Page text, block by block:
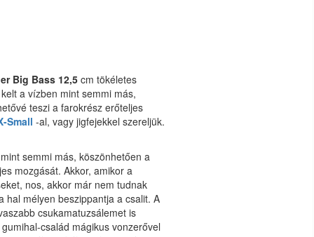
Big Bass 12,5 cm tökéletes
a vízben mint semmi más,
teszi a farokrész erőteljes
Small -al, vagy jigfejekkel szereljük.
semmi más, köszönhetően a
mozgását. Akkor, amikor a
nos, akkor már nem tudnak
hal mélyen beszippantja a csalit. A
csukamatuzsálemet is
család mágikus vonzerővel